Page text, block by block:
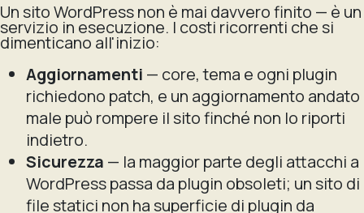
Un sito WordPress non è mai davvero finito — è un
servizio in esecuzione. I costi ricorrenti che si
dimenticano all'inizio:
Aggiornamenti — core, tema e ogni plugin
richiedono patch, e un aggiornamento andato
male può rompere il sito finché non lo riporti
indietro.
Sicurezza — la maggior parte degli attacchi a
WordPress passa da plugin obsoleti; un sito di
file statici non ha superficie di plugin da